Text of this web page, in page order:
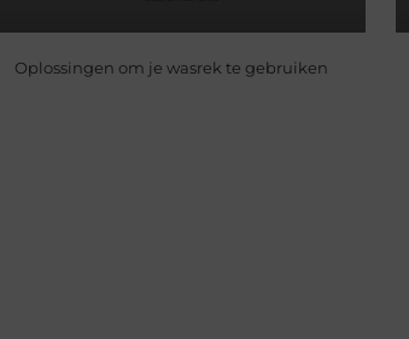
Oplossingen om je wasrek te gebruiken